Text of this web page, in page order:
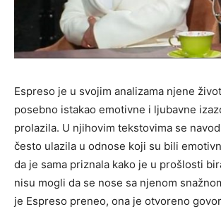
Espreso je u svojim analizama njene
posebno istakao emotivne i ljubavne
prolazila. U njihovim tekstovima se
često ulazila u odnose koji su bili
da je sama priznala kako je u prošlosti
nisu mogli da se nose sa njenom
je Espreso preneo, ona je otvoreno